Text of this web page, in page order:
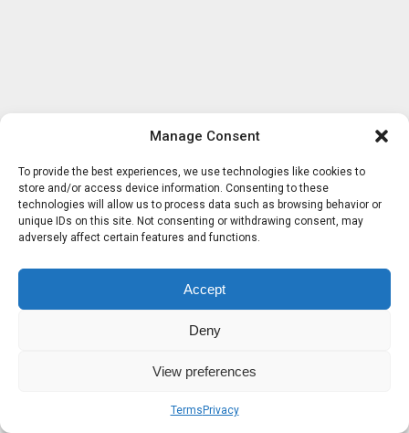
Manage Consent
To provide the best experiences, we use technologies like cookies to
store and/or access device information. Consenting to these
technologies will allow us to process data such as browsing behavior or
unique IDs on this site. Not consenting or withdrawing consent, may
adversely affect certain features and functions.
Accept
Deny
View preferences
Terms Privacy
Sobre nosotros Términos